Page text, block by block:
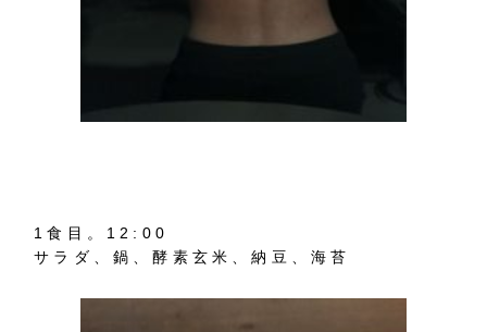
1食目。12:00
サラダ、鍋、酵素玄米、納豆、海苔